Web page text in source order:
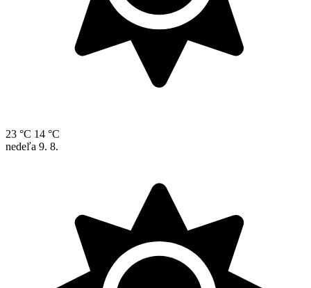
23 °C 14 °C
nedeľa 9. 8.